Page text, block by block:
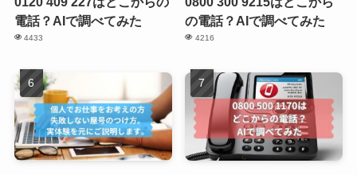
電話？AIで調べてみた
4433
の電話？AIで調べてみた
4216